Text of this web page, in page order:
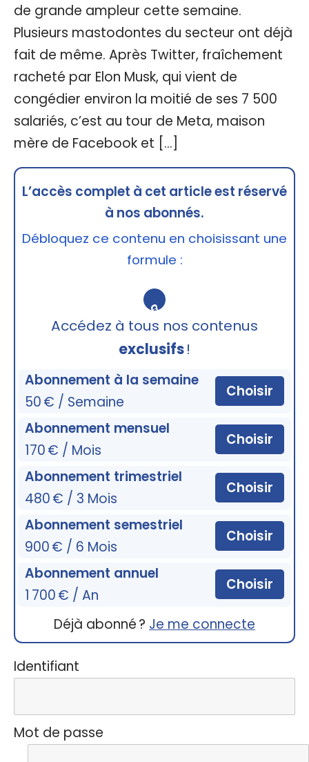
de grande ampleur cette semaine.
Plusieurs mastodontes du secteur ont déjà
fait de même. Après Twitter, fraîchement
racheté par Elon Musk, qui vient de
congédier environ la moitié de ses 7 500
salariés, c’est au tour de Meta, maison
mère de Facebook et […]
L’accès complet à cet article est réservé
à nos abonnés.
Débloquez ce contenu en choisissant une
formule :
🔒
Accédez à tous nos contenus
exclusifs!
Abonnement à la semaine
50 € / Semaine
Choisir
Abonnement mensuel
170 € / Mois
Choisir
Abonnement trimestriel
480 € / 3 Mois
Choisir
Abonnement semestriel
900 € / 6 Mois
Choisir
Abonnement annuel
1 700 € / An
Choisir
Déjà abonné ? Je me connecte
Identifiant
Mot de passe